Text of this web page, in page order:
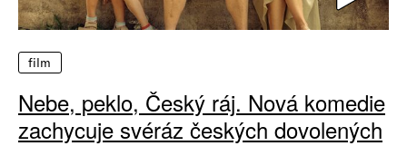
film
Nebe, peklo, Český ráj. Nová komedie
zachycuje svéráz českých dovolených